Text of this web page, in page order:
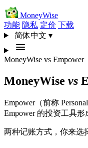
MoneyWise
功能 隐私 定价 下载
简体中文 ▾
MoneyWise vs Empower
MoneyWise vs
Empower（前称
Empower 的投资工具形
两种记账方式，你来选